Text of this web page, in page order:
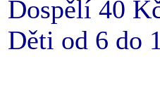
Dospělí 40
Děti od 6 do